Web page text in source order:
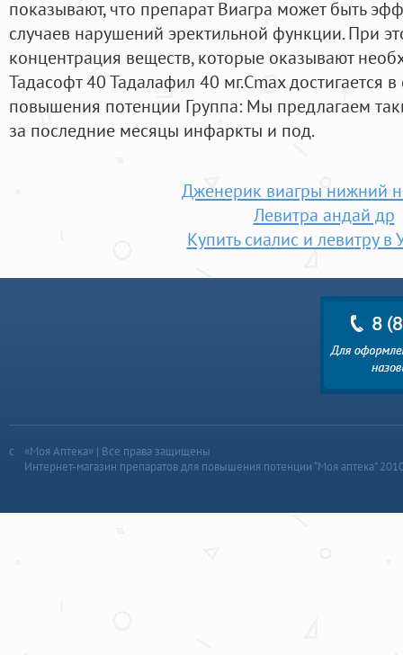
показывают, что препарат Виагра может быть
случаев нарушений эректильной функции. При
концентрация веществ, которые оказывают
Тадасофт 40 Тадалафил 40 мг.Cmax достигается
повышения потенции Группа: Мы предлагаем
за последние месяцы инфаркты и под.
Дженерик виагры нижний
Левитра андай др
Купить сиалис и левитру в
«Моя Аптека» | Все права защищены
Интернет-магазин препаратов для повышения потенции “Моя аптека”